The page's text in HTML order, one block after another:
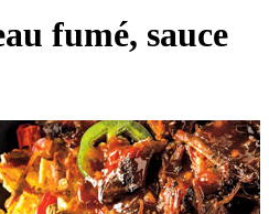
fumé, sauce